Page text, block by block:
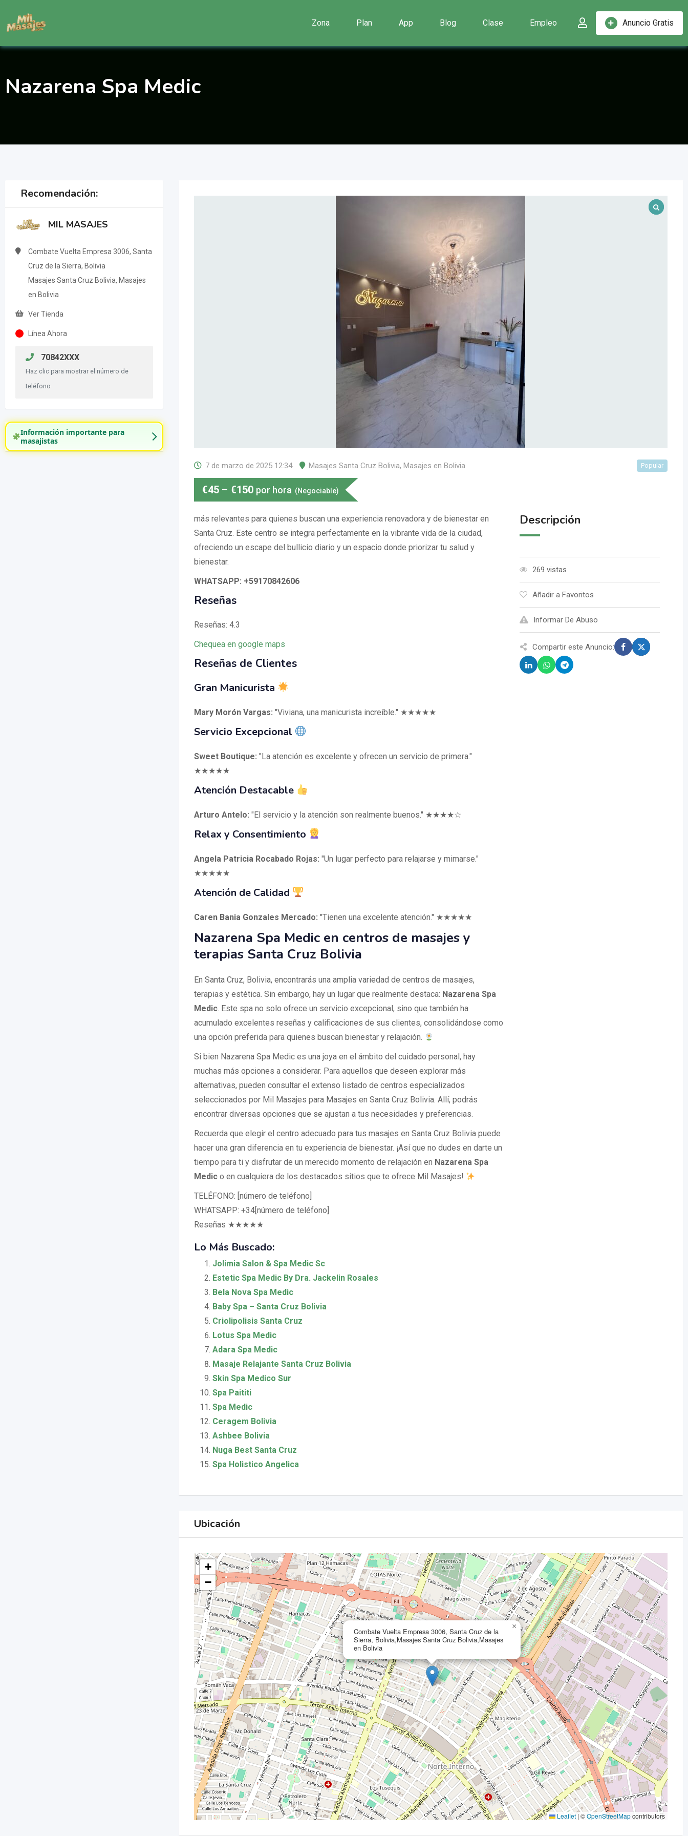
contenido
Anuncio Gratis
Zona Plan App Blog Clase Empleo
Nazarena Spa Medic
Recomendación:
MIL MASAJES
Combate Vuelta Empresa 3006, Santa
Cruz de la Sierra, Bolivia
Masajes Santa Cruz Bolivia, Masajes
en Bolivia
Ver Tienda
Línea Ahora
70842XXX
Haz clic para mostrar el número de
teléfono
Información importante para
masajistas
7 de marzo de 2025 12:34 Masajes Santa Cruz Bolivia, Masajes en Bolivia Popular
€45 – €150 por hora (Negociable)
más relevantes para quienes buscan una experiencia renovadora y de bienestar en
Santa Cruz. Este centro se integra perfectamente en la vibrante vida de la ciudad,
ofreciendo un escape del bullicio diario y un espacio donde priorizar tu salud y
bienestar.
WHATSAPP: +59170842606
Reseñas
Reseñas: 4.3
Chequea en google maps
Reseñas de Clientes
Gran Manicurista
Mary Morón Vargas: "Viviana, una manicurista increíble." ★★★★★
Servicio Excepcional
Sweet Boutique: "La atención es excelente y ofrecen un servicio de primera."
★★★★★
Atención Destacable
Arturo Antelo: "El servicio y la atención son realmente buenos." ★★★★☆
Relax y Consentimiento
Angela Patricia Rocabado Rojas: "Un lugar perfecto para relajarse y mimarse."
★★★★★
Atención de Calidad
Caren Bania Gonzales Mercado: "Tienen una excelente atención." ★★★★★
Nazarena Spa Medic en centros de masajes y
terapias Santa Cruz Bolivia
En Santa Cruz, Bolivia, encontrarás una amplia variedad de centros de masajes,
terapias y estética. Sin embargo, hay un lugar que realmente destaca: Nazarena Spa
Medic. Este spa no solo ofrece un servicio excepcional, sino que también ha
acumulado excelentes reseñas y calificaciones de sus clientes, consolidándose como
una opción preferida para quienes buscan bienestar y relajación.
Si bien Nazarena Spa Medic es una joya en el ámbito del cuidado personal, hay
muchas más opciones a considerar. Para aquellos que deseen explorar más
alternativas, pueden consultar el extenso listado de centros especializados
seleccionados por Mil Masajes para Masajes en Santa Cruz Bolivia. Allí, podrás
encontrar diversas opciones que se ajustan a tus necesidades y preferencias.
Recuerda que elegir el centro adecuado para tus masajes en Santa Cruz Bolivia puede
hacer una gran diferencia en tu experiencia de bienestar. ¡Así que no dudes en darte un
tiempo para ti y disfrutar de un merecido momento de relajación en Nazarena Spa
Medico en cualquiera de los destacados sitios que te ofrece Mil Masajes!
TELÉFONO: [número de teléfono]
WHATSAPP: +34[número de teléfono]
Reseñas ★★★★★
Lo Más Buscado:
Jolimia Salon & Spa Medic Sc
Estetic Spa Medic By Dra. Jackelin Rosales
Bela Nova Spa Medic
Baby Spa – Santa Cruz Bolivia
Criolipolisis Santa Cruz
Lotus Spa Medic
Adara Spa Medic
Masaje Relajante Santa Cruz Bolivia
Skin Spa Medico Sur
Spa Paititi
Spa Medic
Ceragem Bolivia
Ashbee Bolivia
Nuga Best Santa Cruz
Spa Holistico Angelica
Descripción
269 vistas
Añadir a Favoritos
Informar De Abuso
Compartir este Anuncio:
Ubicación
Combate Vuelta Empresa 3006, Santa Cruz de la
Sierra, Bolivia,Masajes Santa Cruz Bolivia,Masajes
en Bolivia
×
+
−
Leaflet | ©OpenStreetMapcontributors